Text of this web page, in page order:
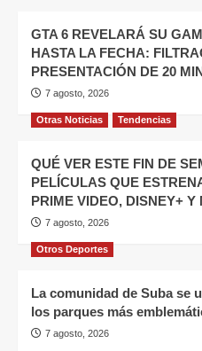
GTA 6 REVELARÁ SU
HASTA LA FECHA:
PRESENTACIÓN DE 20
7 agosto, 2026
Otras Noticias Tendencias
QUÉ VER ESTE FIN DE
PELÍCULAS QUE
PRIME VIDEO, DISNEY+
7 agosto, 2026
Otros Deportes
La comunidad de Suba se
los parques más
7 agosto, 2026